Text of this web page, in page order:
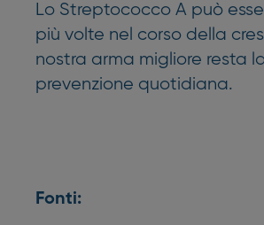
Lo Streptococco A può
più volte nel corso della
nostra arma migliore resta
prevenzione quotidiana.
Fonti: